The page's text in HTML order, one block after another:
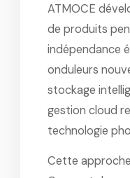
ATMOCE
de produits
indépendance
onduleurs
stockage
gestion cloud
technologie
Cette